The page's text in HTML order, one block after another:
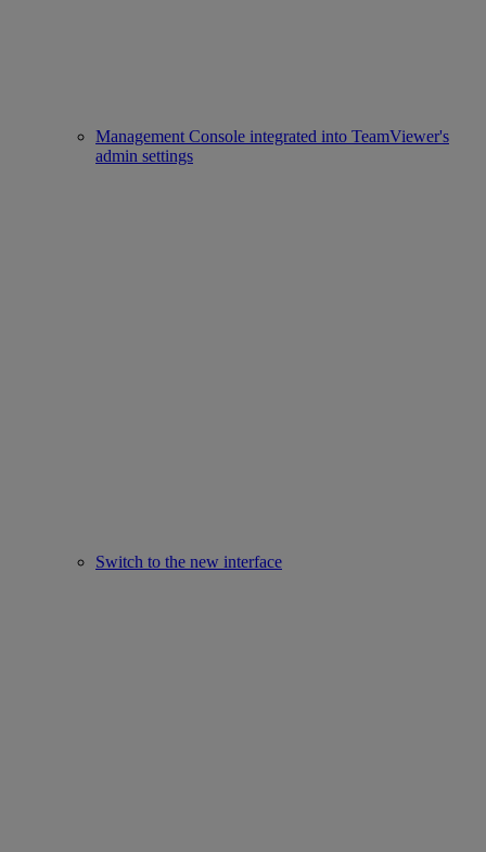
Management Console integrated into TeamViewer's
admin settings
Switch to the new interface